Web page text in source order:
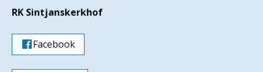
RK Sintjanskerkhof
Facebook